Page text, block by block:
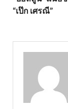
“เป๊ก เศรณี”